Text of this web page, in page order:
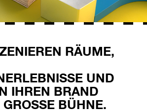
RÄUME,
UND
IHREN BRAND
BÜHNE.